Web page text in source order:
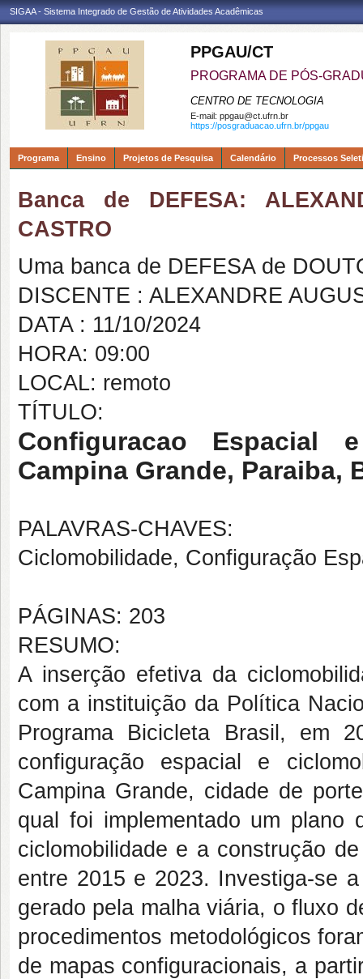
SIGAA - Sistema Integrado de Gestão de Atividades Acadêmicas
PPGAU/CT
PROGRAMA DE PÓS-
CENTRO DE TECNOLOGIA
E-mail: ppgau@ct.ufrn.br
https://posgraduacao.ufrn.br/ppgau
Programa Ensino Projetos de Pesquisa Calendário Processos
Banca de DEFESA:
CASTRO
Uma banca de DEFESA de
DISCENTE : ALEXANDRE
DATA : 11/10/2024
HORA: 09:00
LOCAL: remoto
TÍTULO:
Configuracao Espacial
Campina Grande, Paraiba,
PALAVRAS-CHAVES:
Ciclomobilidade, Configuração
PÁGINAS: 203
RESUMO:
A inserção efetiva da
com a instituição da Política
Programa Bicicleta Brasil, em
configuração espacial e
Campina Grande, cidade de
qual foi implementado um plano
ciclomobilidade e a construção
entre 2015 e 2023. Investiga-se
gerado pela malha viária, o fluxo
procedimentos metodológicos
de mapas configuracionais, a